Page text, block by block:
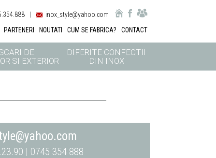
inox_style@yahoo.com
PARTENERI NOUTATI CUM SE FABRICA? CONTACT
DE
SI EXTERIOR
DIFERITE CONFECTII
DIN INOX
| 0745 354 888